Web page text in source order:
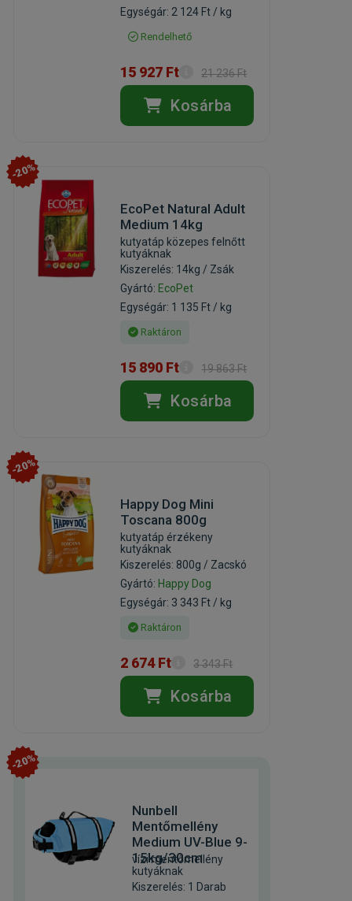
Egységár: 2 124 Ft / kg
Rendelhető
15 927 Ft 21 236 Ft
Kosárba
-20%
EcoPet Natural Adult
Medium 14kg
kutyatáp közepes felnőtt
kutyáknak
Kiszerelés: 14kg / Zsák
Gyártó: EcoPet
Egységár: 1 135 Ft / kg
Raktáron
15 890 Ft 19 863 Ft
Kosárba
-20%
Happy Dog Mini
Toscana 800g
kutyatáp érzékeny
kutyáknak
Kiszerelés: 800g / Zacskó
Gyártó: Happy Dog
Egységár: 3 343 Ft / kg
Raktáron
2 674 Ft 3 343 Ft
Kosárba
-20%
Nunbell
Mentőmellény
Medium UV-Blue 9-
15kg/30cm
vízi mentőmellény
kutyáknak
Kiszerelés: 1 Darab